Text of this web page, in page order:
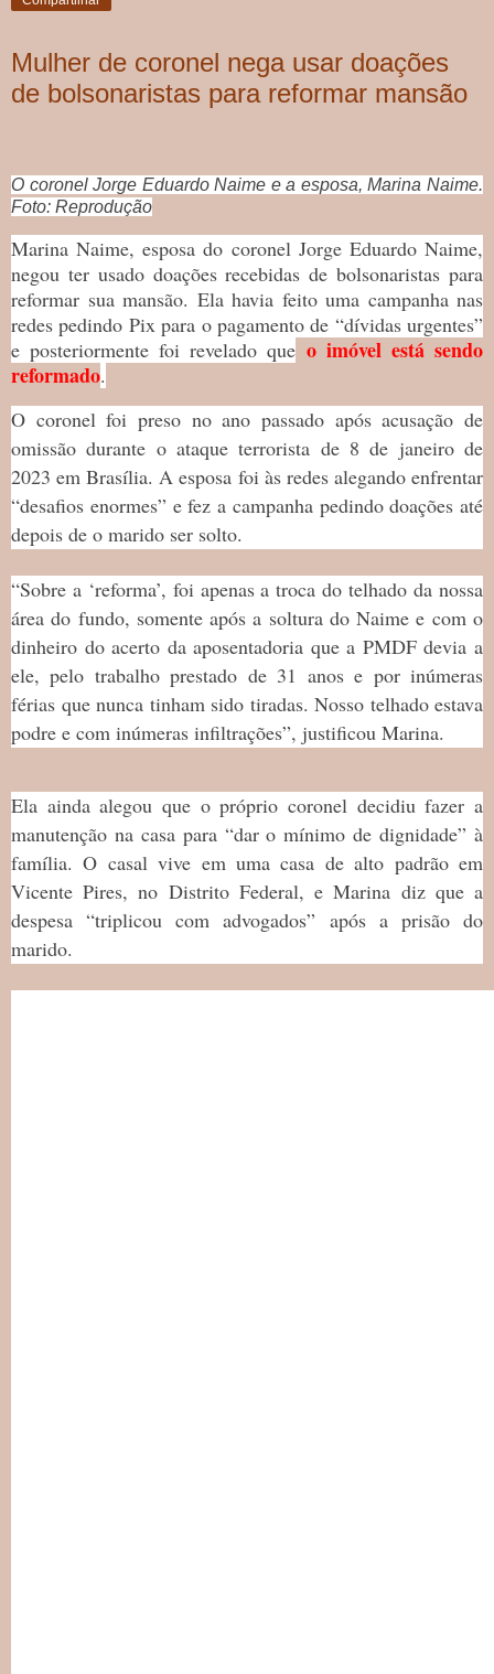
Mulher de coronel nega usar doações
de bolsonaristas para reformar mansão
O coronel Jorge Eduardo Naime e a esposa, Marina Naime.
Foto: Reprodução
Marina Naime, esposa do coronel Jorge Eduardo Naime,
negou ter usado doações recebidas de bolsonaristas para
reformar sua mansão. Ela havia feito uma campanha nas
redes pedindo Pix para o pagamento de “dívidas urgentes”
e posteriormente foi revelado que o imóvel está sendo
reformado.
O coronel foi preso no ano passado após acusação de
omissão durante o ataque terrorista de 8 de janeiro de
2023 em Brasília. A esposa foi às redes alegando enfrentar
“desafios enormes” e fez a campanha pedindo doações até
depois de o marido ser solto.
“Sobre a ‘reforma’, foi apenas a troca do telhado da nossa
área do fundo, somente após a soltura do Naime e com o
dinheiro do acerto da aposentadoria que a PMDF devia a
ele, pelo trabalho prestado de 31 anos e por inúmeras
férias que nunca tinham sido tiradas. Nosso telhado estava
podre e com inúmeras infiltrações”, justificou Marina.
Ela ainda alegou que o próprio coronel decidiu fazer a
manutenção na casa para “dar o mínimo de dignidade” à
família. O casal vive em uma casa de alto padrão em
Vicente Pires, no Distrito Federal, e Marina diz que a
despesa “triplicou com advogados” após a prisão do
marido.